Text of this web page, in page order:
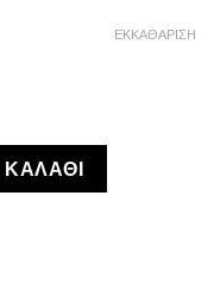
ΕΚΚΑΘΆΡΙΣΗ